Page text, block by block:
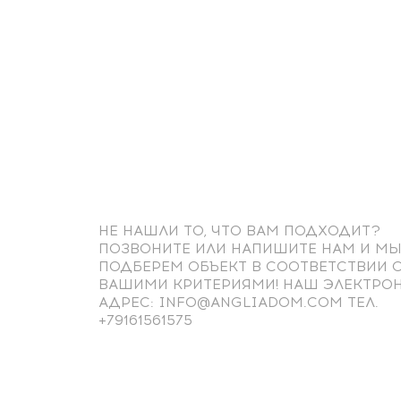
НЕ НАШЛИ ТО, ЧТО ВАМ ПОДХОДИТ?
ПОЗВОНИТЕ ИЛИ НАПИШИТЕ НАМ И МЫ
ПОДБЕРЕМ ОБЪЕКТ В СООТВЕТСТВИИ С
ВАШИМИ КРИТЕРИЯМИ! НАШ
АДРЕС: INFO@ANGLIADOM.COM ТЕЛ.
+79161561575